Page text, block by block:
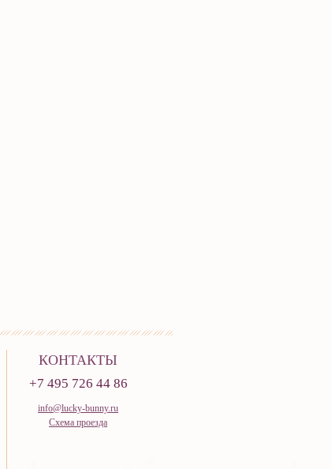
КОНТАКТЫ
+7 495 726 44 86
info@lucky-bunny.ru
Схема проезда